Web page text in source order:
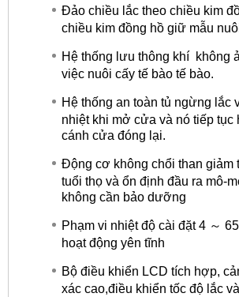
Đảo chiều lắc theo chiều kim
chiều kim đồng hồ giữ mẫu
Hệ thống lưu thông khí không
việc nuôi cấy tế bào tế bào.
Hệ thống an toàn tủ ngừng lắc
nhiệt khi mở cửa và nó tiếp tục
cánh cửa đóng lại.
Động cơ không chổi than giảm
tuổi thọ và ổn định đầu ra mô-
không cần bảo dưỡng
Phạm vi nhiệt độ cài đặt 4 ～
hoạt động yên tĩnh
Bộ điều khiển LCD tích hợp,
xác cao,điều khiển tốc độ lắc